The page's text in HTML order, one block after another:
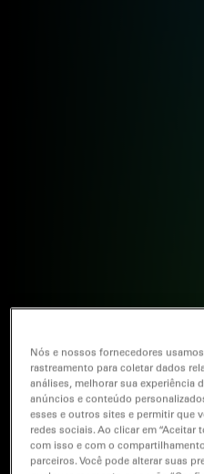
Nós e nossos fornecedores
rastreamento para coletar dados
análises, melhorar sua experiência
anúncios e conteúdo
esses e outros sites e permitir que
redes sociais. Ao clicar em “Aceitar
com isso e com o
parceiros. Você pode alterar suas